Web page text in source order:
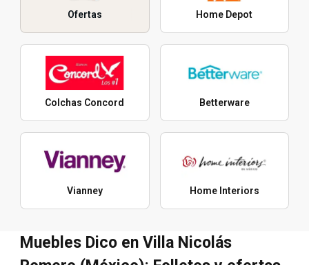
Ofertas Home Depot
Colchas Concord Betterware
Vianney Home Interiors
Muebles Dico en Villa Nicolás